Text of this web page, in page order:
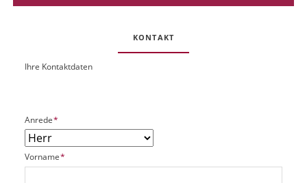
KONTAKT
O
k
P
UIhre Kontaktdaten
P
f
l
i
c
Anrede*
P
f
Vorname*